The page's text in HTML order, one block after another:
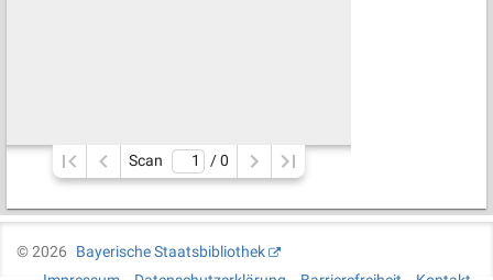
Scan / 0
©2026
Bayerische Staatsbibliothek